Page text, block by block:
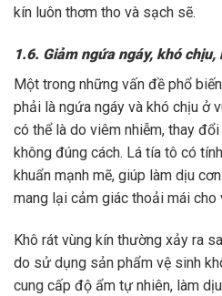
kín luôn thơm tho và sạch sẽ.
1.6. Giảm ngứa ngáy, khó
Một trong những vấn đề phổ
phải là ngứa ngáy và khó chịu ở
có thể là do viêm nhiễm, thay
không đúng cách. Lá tía tô có
khuẩn mạnh mẽ, giúp làm dịu
mang lại cảm giác thoải mái cho
Khô rát vùng kín thường xảy ra
do sử dụng sản phẩm vệ sinh
cung cấp độ ẩm tự nhiên, làm